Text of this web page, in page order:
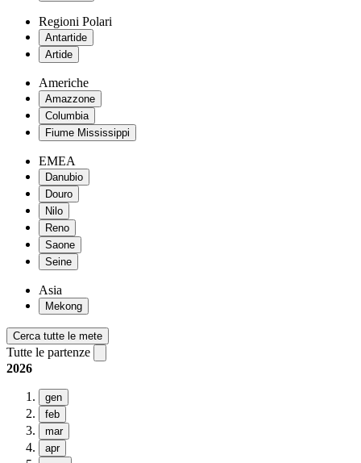
Regioni Polari
Antartide
Artide
Americhe
Amazzone
Columbia
Fiume Mississippi
EMEA
Danubio
Douro
Nilo
Reno
Saone
Seine
Asia
Mekong
Cerca tutte le mete
Tutte le partenze
2026
gen
feb
mar
apr